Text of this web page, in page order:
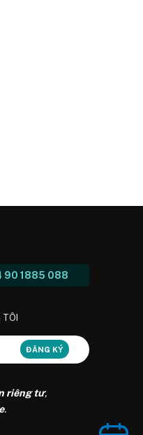
90 1885 088
TÔI
riêng tư,
.